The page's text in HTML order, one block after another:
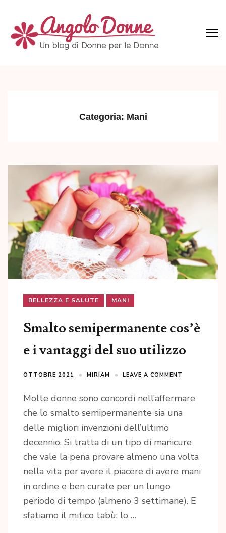
content
(Press
Categoria: Mani
BELLEZZA E SALUTE MANI
Smalto semipermanente cos’è
e i vantaggi del suo utilizzo
OTTOBRE 2021 MIRIAM LEAVE A COMMENT
Molte donne sono concordi nell’affermare
che lo smalto semipermanente sia una
delle migliori invenzioni dell’ultimo
decennio. Si tratta di un tipo di manicure
che vale la pena provare almeno una volta
nella vita per avere il piacere di avere mani
in ordine e ben curate per un lungo
periodo di tempo (almeno 3 settimane). E
sfatiamo il mitico tabù: lo …